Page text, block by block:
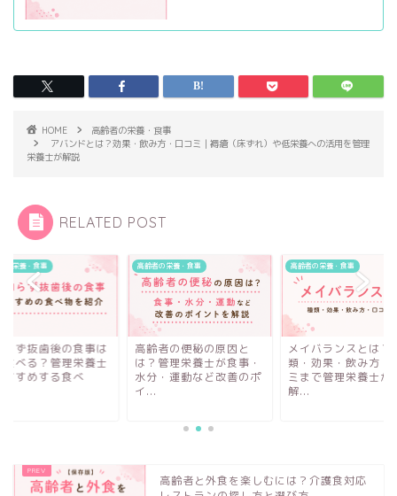
HOME
高齢者の栄養・食事
アバンドとは？効果・飲み方・口コミ｜褥瘡（床ずれ）や低栄養への活用を管理
栄養士が解説
RELATED POST
の栄養・食事
者の便秘の原因と
管理栄養士が食事・
運動など改善のポ
高齢者の栄養・食事
メイバランスとは？種
類・効果・飲み方・口コ
ミまで管理栄養士が徹底
解...
高齢者の栄養・食事
親知らず抜歯後の食
何を食べる？管理栄
がおすすめする食べ
物・...
高齢者と外食を楽しむには？介護食対応